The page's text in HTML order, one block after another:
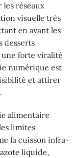
les réseaux
visuelle très
en avant les
desserts
une forte viralité
numérique est
et attirer
alimentaire
limites
la cuisson infra-
liquide,